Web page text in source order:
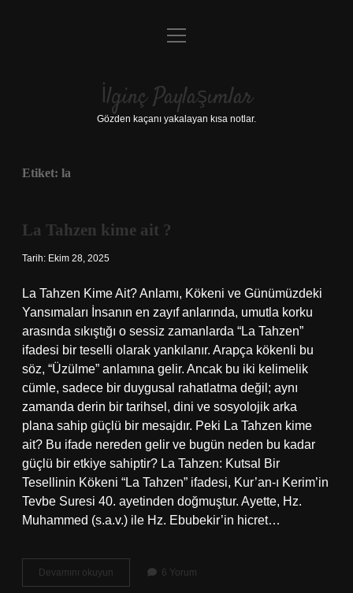
Anasayfa
Yasal Uyarı
menüyü
İlginç Paylaşımlar
Gözden kaçanı yakalayan kısa notlar.
Etiket: la
La Tahzen kime ait ?
Tarih: Ekim 28, 2025
La Tahzen Kime Ait? Anlamı, Kökeni ve Günümüzdeki
Yansımaları İnsanın en zayıf anlarında, umutla korku
arasında sıkıştığı o sessiz zamanlarda “La Tahzen”
ifadesi bir teselli olarak yankılanır. Arapça kökenli bu
söz, “Üzülme” anlamına gelir. Ancak bu iki kelimelik
cümle, sadece bir duygusal rahatlatma değil; aynı
zamanda derin bir tarihsel, dini ve sosyolojik arka
plana sahip güçlü bir mesajdır. Peki La Tahzen kime
ait? Bu ifade nereden gelir ve bugün neden bu kadar
güçlü bir etkiye sahiptir? La Tahzen: Kutsal Bir
Tesellinin Kökeni “La Tahzen” ifadesi, Kur’an-ı Kerim’in
Tevbe Suresi 40. ayetinden doğmuştur. Ayette, Hz.
Muhammed (s.a.v.) ile Hz. Ebubekir’in hicret…
Devamını okuyun
Tahzen
6 Yorum